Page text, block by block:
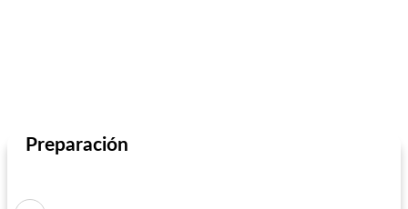
Preparación